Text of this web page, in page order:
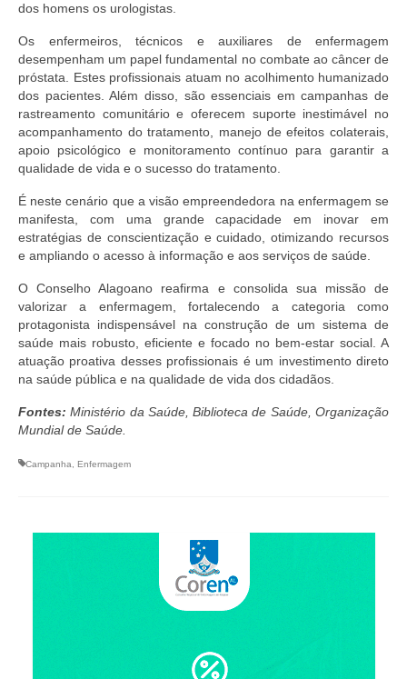
Suspensão do Exercício Profissional
Para Você
Procedimento para registro
Clube de Vantagens
Valores dos serviços
Reserva de auditório
Notícias
Contatos
Fale Conosco
NEP
dos homens os urologistas.
Os enfermeiros, técnicos e auxiliares de enfermagem
desempenham um papel fundamental no combate ao câncer de
próstata. Estes profissionais atuam no acolhimento humanizado
dos pacientes. Além disso, são essenciais em campanhas de
rastreamento comunitário e oferecem suporte inestimável no
acompanhamento do tratamento, manejo de efeitos colaterais,
apoio psicológico e monitoramento contínuo para garantir a
qualidade de vida e o sucesso do tratamento.
É neste cenário que a visão empreendedora na enfermagem se
manifesta, com uma grande capacidade em inovar em
estratégias de conscientização e cuidado, otimizando recursos
e ampliando o acesso à informação e aos serviços de saúde.
O Conselho Alagoano reafirma e consolida sua missão de
valorizar a enfermagem, fortalecendo a categoria como
protagonista indispensável na construção de um sistema de
saúde mais robusto, eficiente e focado no bem-estar social. A
atuação proativa desses profissionais é um investimento direto
na saúde pública e na qualidade de vida dos cidadãos.
Fontes: Ministério da Saúde, Biblioteca de Saúde, Organização
Mundial de Saúde.
Campanha Enfermagem